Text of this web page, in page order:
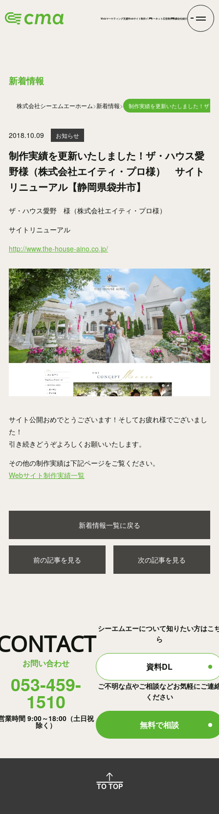
Webマーケティング支援Webサイト制作インターネット広告制作実績会社紹介
新着情報
株式会社シーエムエーホーム 新着情報 制作実績を更新いたしました！ザ
2018.10.09 お知らせ
制作実績を更新いたしました！ザ・ハウス愛
野様（株式会社エイティ・プロ様） サイト
リニューアル【静岡県袋井市】
ザ・ハウス愛野 様（株式会社エイティ・プロ様）
サイトリニューアル
http://www.the-house-aino.co.jp/
サイト公開おめでとうございます！そしてお疲れ様でございまし
た！
引き続きどうぞよろしくお願いいたします。
その他の制作実績は下記ページをご覧ください。
Webサイト制作実績一覧
前の記事を見る
新着情報一覧に戻る
次の記事を見る
お問い合わせ
053-459-
1510
業時間 9:00～18:00（土日祝
除く）
シーエムエーについて知りたい方はこ
ら
資料DL
ご不明な点やご相談などお気軽にご連
ください
無料で相談
TO TOP